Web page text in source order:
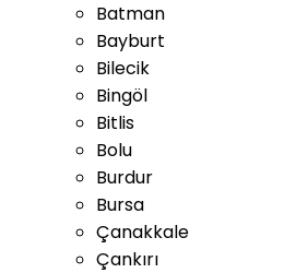
Batman
Bayburt
Bilecik
Bingöl
Bitlis
Bolu
Burdur
Bursa
Çanakkale
Çankırı